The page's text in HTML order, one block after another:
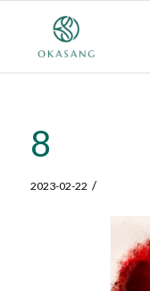
8
2023-02-22 /